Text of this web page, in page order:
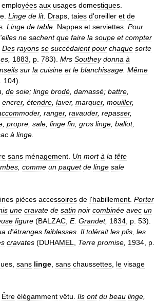
employées aux usages domestiques
Linge de lit. Draps taies d'oreiller et de
Linge de table Nappes et serviettes Pour
'elles ne sachent que faire la soupe et compter
Des rayons se succédaient pour chaque sorte
1883 p 783). Mrs Southey donna à
sur la cuisine et le blanchissage Même
104).
de soie; linge brodé damassé; battre
encrer, étendre laver, marquer, mouiller,
, ranger, ravauder, repasser,
propre sale; linge fin; gros linge; ballot,
à linge
sans ménagement Un mort à la tête
comme un paquet de linge sale
pièces accessoires de l'habillement Porter
une cravate de satin noir combinée avec un
figure (BALZAC E. Grandet, 1834 p 53).
d'étranges faiblesses Il tolérait les plis les
cravates (DUHAMEL Terre promise 1934 p
sans linge sans chaussettes le visage
Être élégamment vêtu Ils ont du beau linge